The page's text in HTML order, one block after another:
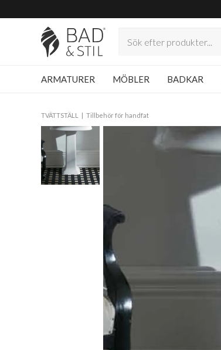
ARMATURER MÖBLER BADKAR
TVÄTTSTÄLL Tillbehör för handfat